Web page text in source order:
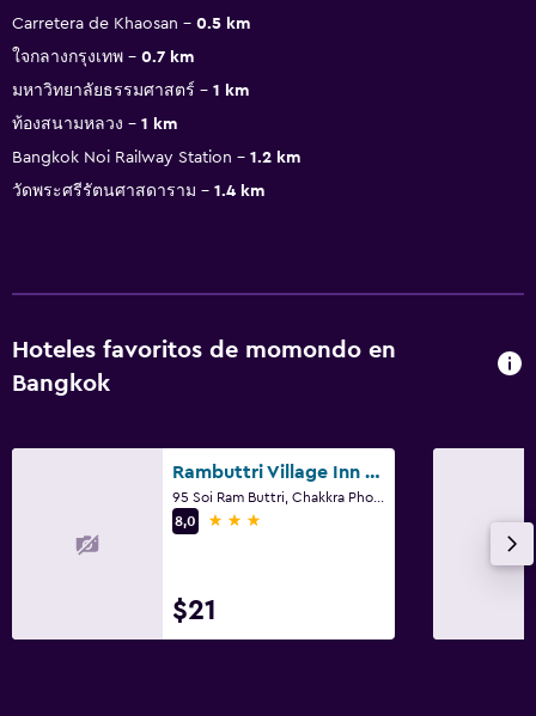
Carretera de Khaosan
0.5 km
ใจกลางกรุงเทพ
0.7 km
มหาวิทยาลัยธรรมศาสตร์
1 km
ท้องสนามหลวง
1 km
Bangkok Noi Railway Station
1.2 km
วัดพระศรีรัตนศาสดาราม
1.4 km
Hoteles favoritos de momondo en
Bangkok
Rambuttri Village Inn & Plaza
8,0
3 estrellas
$21